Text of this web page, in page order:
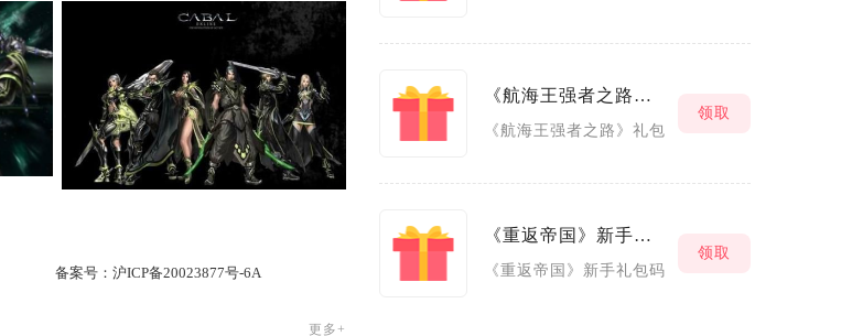
备案号： 沪ICP备20023877号-6A
更多+
《航海王强者之路》礼包
《航海王强者之路》礼包
领取
《重返帝国》新手礼包码
《重返帝国》新手礼包码
领取